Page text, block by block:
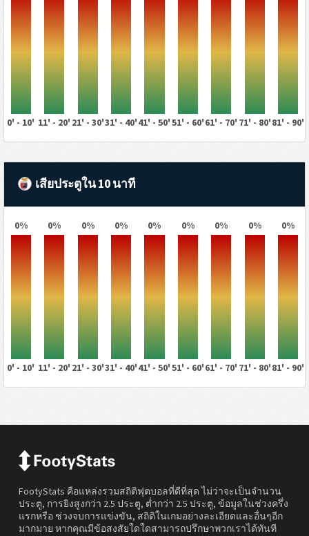
0' - 10' 11' - 20' 21' - 30'31' - 40'41' - 50'51' - 60'61' - 70' 71' - 80'81' - 90'
เสียประตูใน 10 นาที
0% 0% 0% 0% 0% 0% 0% 0% 0%
0' - 10' 11' - 20' 21' - 30'31' - 40'41' - 50'51' - 60'61' - 70' 71' - 80'81' - 90'
FootyStats คือแหล่งรวมสถิติฟุตบอลที่ดีที่สุด ไม่ว่าจะเป็นจำนวน
ประตู, การยิงสูงกว่า 2.5 ประตู, ต่ำกว่า 2.5 ประตู, ข้อมูลในช่วงครึ่ง
แรกหรือ ช่วงจบการแข่งขัน, สถิติในเกมอย่างละเอียดและอื่นๆอีก
มากมาย หากคุณมีข้อสงสัยใดใดสามารถปรึกษาพวกเราได้ทันที